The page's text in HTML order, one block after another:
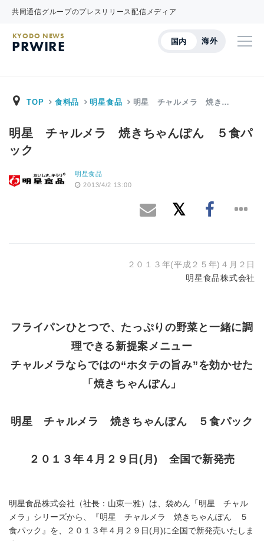
共同通信グループのプレスリリース配信メディア
国内 海外
KYODO NEWS
PRWIRE
TOP 食料品 明星食品 明星 チャルメラ 焼き…
明星 チャルメラ 焼きちゃんぽん ５食パ
ック
明星食品
2013/4/2 13:00
２０１３年(平成２５年)４月２日
明星食品株式会社
フライパンひとつで、たっぷりの野菜と一緒に調
理できる新提案メニュー
チャルメラならではの“ホタテの旨み”を効かせた
「焼きちゃんぽん」
明星 チャルメラ 焼きちゃんぽん ５食パック
２０１３年４月２９日(月) 全国で新発売
明星食品株式会社（社長：山東一雅）は、袋めん「明星 チャル
メラ」シリーズから、『明星 チャルメラ 焼きちゃんぽん ５
食パック』を、２０１３年４月２９日(月)に全国で新発売いたしま